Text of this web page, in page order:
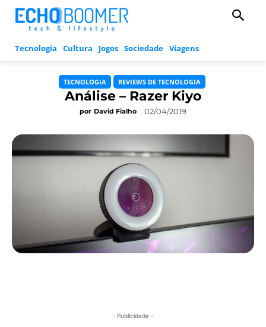
Tecnologia Cultura Jogos Sociedade Viagens
TECNOLOGIA REVIEWS DE TECNOLOGIA
Análise – Razer Kiyo
por David Fialho 02/04/2019
- Publicidade -